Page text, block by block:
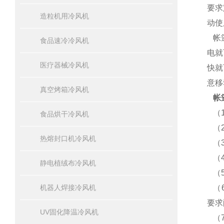
造粒机用冷风机
食品速冷冷风机
医疗器械冷风机
真空烤箱冷风机
食品烘干冷风机
热熔封口机冷风机
静电植绒布冷风机
机器人焊接冷风机
UV固化降温冷风机
要
动
帐
电
快
意
帐
（
（
（
（
（
（
要
（